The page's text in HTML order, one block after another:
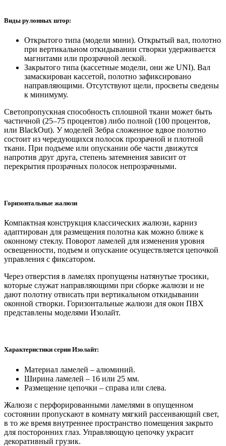
Виды рулонных штор:
Открытого типа (модели мини). Открытый вал, полотно
при вертикальном откидывании створки удерживается
магнитами или прозрачной леской.
Закрытого типа (кассетные модели, они же UNI). Вал
замаскирован кассетой, полотно зафиксировано
направляющими. Отсутствуют щели, просветы сведены
к минимуму.
Светопропускная способность сплошной ткани может быть
частичной (25–75 процентов) либо полной (100 процентов,
или BlackOut). У моделей Зебра сложенное вдвое полотно
состоит из чередующихся полосок прозрачной и плотной
ткани. При подъеме или опускании обе части движутся
напротив друг друга, степень затемнения зависит от
перекрытия прозрачных полосок непрозрачными.
Горизонтальные жалюзи
Компактная конструкция классических жалюзи, карниз
адаптирован для размещения полотна как можно ближе к
оконному стеклу. Поворот ламелей для изменения уровня
освещенности, подъем и опускание осуществляется цепочкой
управления с фиксатором.
Через отверстия в ламелях пропущены натянутые тросики,
которые служат направляющими при сборке жалюзи и не
дают полотну отвисать при вертикальном откидывании
оконной створки. Горизонтальные жалюзи для окон ПВХ
представлены моделями Изолайт.
Характеристики серии Изолайт:
Материал ламелей – алюминий.
Ширина ламелей – 16 или 25 мм.
Размещение цепочки – справа или слева.
Жалюзи с перфорированными ламелями в опущенном
состоянии пропускают в комнату мягкий рассеивающий свет,
в то же время внутреннее пространство помещения закрыто
для посторонних глаз. Управляющую цепочку украсит
декоративный грузик.